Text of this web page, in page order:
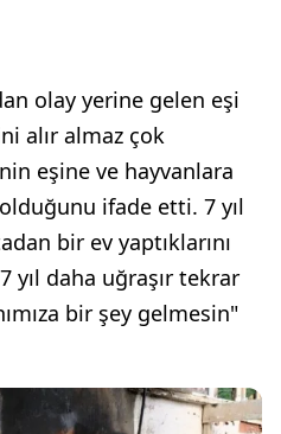
olay yerine gelen eşi
alır almaz çok
eşine ve hayvanlara
ifade etti. 7 yıl
bir ev yaptıklarını
yıl daha uğraşır tekrar
bir şey gelmesin"